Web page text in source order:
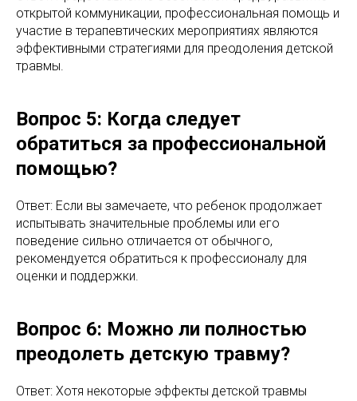
открытой коммуникации, профессиональная помощь и
участие в терапевтических мероприятиях являются
эффективными стратегиями для преодоления детской
травмы.
Вопрос 5: Когда следует
обратиться за профессиональной
помощью?
Ответ: Если вы замечаете, что ребенок продолжает
испытывать значительные проблемы или его
поведение сильно отличается от обычного,
рекомендуется обратиться к профессионалу для
оценки и поддержки.
Вопрос 6: Можно ли полностью
преодолеть детскую травму?
Ответ: Хотя некоторые эффекты детской травмы